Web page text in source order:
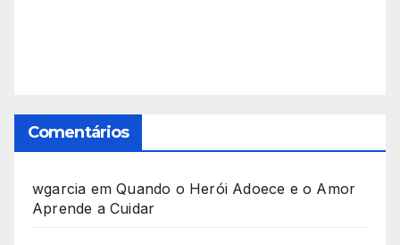
Comentários
wgarcia emQuando o Herói Adoece e o Amor
Aprende a Cuidar